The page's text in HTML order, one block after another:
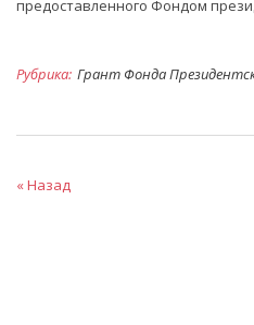
предоставленного Фондом
Рубрика: Грант Фонда
« Назад